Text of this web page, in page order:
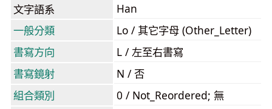
文字語系
Han
一般分類
Lo / 其它字母 (Other_Letter)
書寫方向
L / 左至右書寫
書寫鏡射
N / 否
組合類別
0 / Not_Reordered; 無